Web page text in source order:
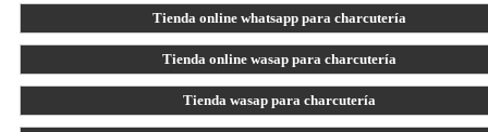
Tienda online whatsapp para charcutería
Tienda online wasap para charcutería
Tienda wasap para charcutería